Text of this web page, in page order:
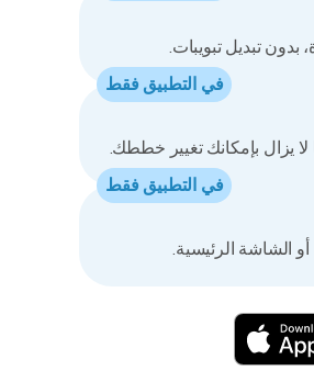
بدون تبديل تبويبات.
في التطبيق فقط
الشاشة الرئيسية.
في التطبيق فقط